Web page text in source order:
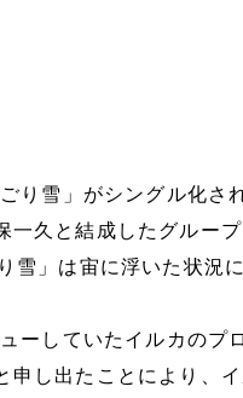
り雪」がシングル化さ
久と結成したグルー
雪」は宙に浮いた状況
ーしていたイルカのプ
申し出たことにより、